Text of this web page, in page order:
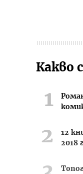
Какво
12
2018